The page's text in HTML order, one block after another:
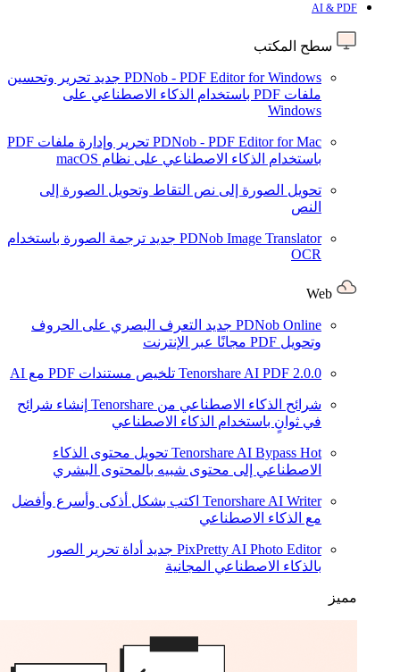
AI & PDF
سطح المكتب
PDNob - PDF Editor for Windows جديد تحرير وتحسين
ملفات PDF باستخدام الذكاء الاصطناعي على
Windows
PDNob - PDF Editor for Mac
تحرير وإدارة ملفات PDF
باستخدام الذكاء الاصطناعي على نظام macOS
تحويل الصورة إلى نص التقاط وتحويل الصورة إلى
النص
PDNob Image Translator جديد ترجمة الصورة باستخدام
OCR
PDNob Online جديد التعرف البصري على الحروف
وتحويل PDF مجانًا عبر الإنترنت
Tenorshare AI PDF 2.0.0 تلخيص مستندات PDF مع AI
شرائح الذكاء الاصطناعي من Tenorshare
إنشاء شرائح
في ثوانٍ باستخدام الذكاء الاصطناعي
Tenorshare AI Bypass Hot
تحويل محتوى الذكاء
الاصطناعي إلى محتوى شبيه بالمحتوى البشري
Tenorshare AI Writer اكتب بشكل أذكى وأسرع وأفضل
مع الذكاء الاصطناعي
PixPretty AI Photo Editor جديد أداة تحرير الصور
بالذكاء الاصطناعي المجانية
مميز